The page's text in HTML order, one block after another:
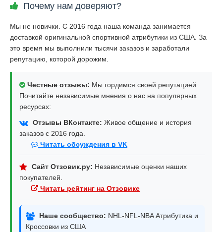
Почему нам доверяют?
Мы не новички. С 2016 года наша команда занимается
доставкой оригинальной спортивной атрибутики из США. За
это время мы выполнили тысячи заказов и заработали
репутацию, которой дорожим.
Честные отзывы: Мы гордимся своей репутацией.
Почитайте независимые мнения о нас на популярных
ресурсах:
Отзывы ВКонтакте: Живое общение и история
заказов с 2016 года.
Читать обсуждения в VK
Сайт Отзовик.ру: Независимые оценки наших
покупателей.
Читать рейтинг на Отзовике
Наше сообщество: NHL-NFL-NBA Атрибутика и
Кроссовки из США